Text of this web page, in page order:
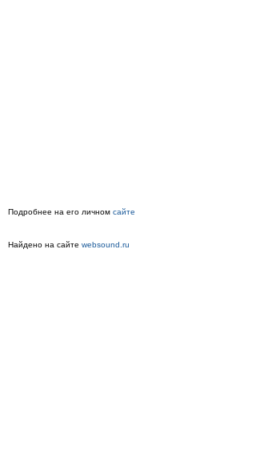
Подробнее на его личном сайте
Найдено на сайте websound.ru